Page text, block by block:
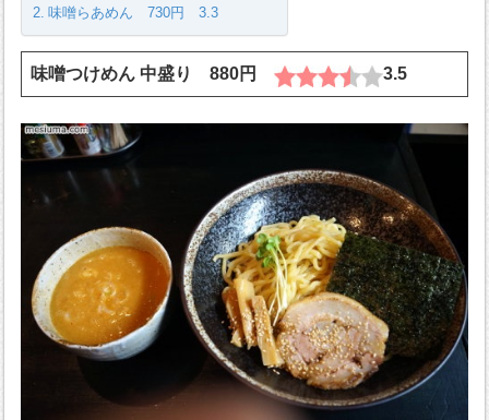
味噌らあめん 730円 3.3
味噌つけめん 中盛り 880円 3.5